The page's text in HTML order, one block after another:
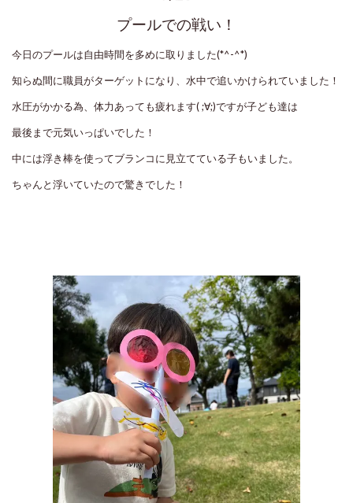
プールでの戦い！
今日のプールは自由時間を多めに取りました(*^-^*)
知らぬ間に職員がターゲットになり、水中で追いかけられていました！
水圧がかかる為、体力あっても疲れます( ;∀;)ですが子ども達は
最後まで元気いっぱいでした！
中には浮き棒を使ってブランコに見立てている子もいました。
ちゃんと浮いていたので驚きでした！